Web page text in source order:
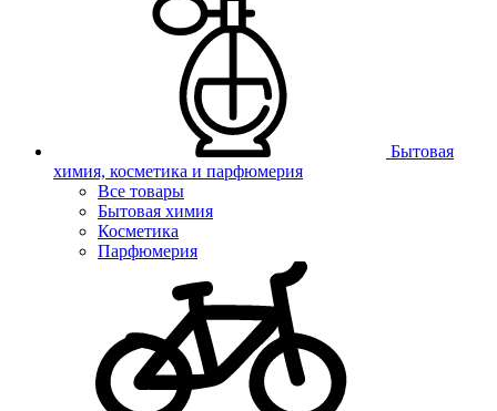
Бытовая
химия, косметика и парфюмерия
Все товары
Бытовая химия
Косметика
Парфюмерия